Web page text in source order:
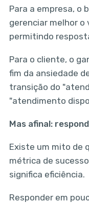
Para a empresa, o
gerenciar melhor o
permitindo
Para o cliente, o
fim da ansiedade
transição do
"atendimento
Mas afinal:
Existe um mito de
métrica de
significa eficiência.
Responder em